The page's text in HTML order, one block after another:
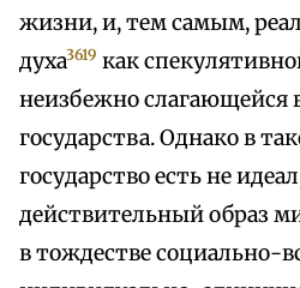
жизни, и, тем самым,
духа3619 как
неизбежно слагающейся
государства. Однако в
государство есть не
действительный образ
в тождестве социально-